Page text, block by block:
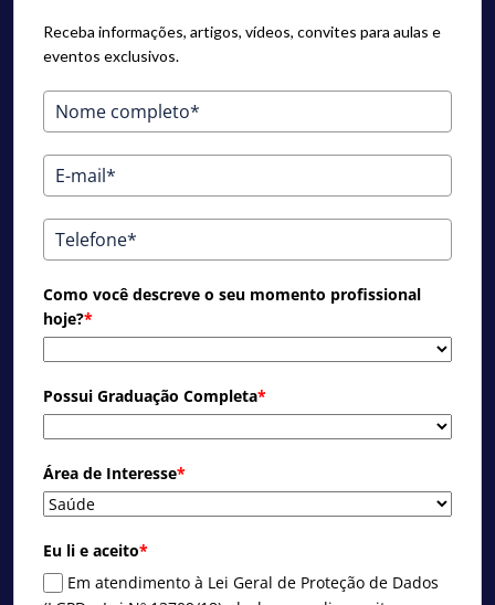
Receba informações, artigos, vídeos, convites para aulas e
eventos exclusivos.
Como você descreve o seu momento profissional
hoje?*
Possui Graduação Completa*
Área de Interesse*
Eu li e aceito*
Em atendimento à Lei Geral de Proteção de Dados